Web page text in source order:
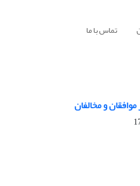
تماس با ما
و مخالفان